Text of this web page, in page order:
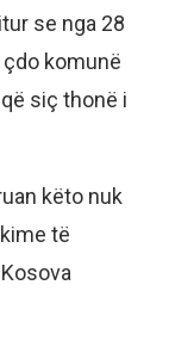
se nga 28
komunë
siç thonë i
këto nuk
të